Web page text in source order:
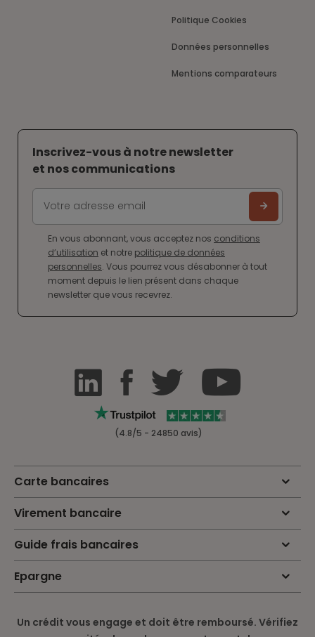
Politique Cookies
Données personnelles
Mentions comparateurs
Inscrivez-vous à notre newsletter
et nos communications
En vous abonnant, vous acceptez nos conditions
d’utilisation et notre politique de données
personnelles. Vous pourrez vous désabonner à tout
moment depuis le lien présent dans chaque
newsletter que vous recevrez.
(4.8/5 - 24850 avis)
Carte bancaires
Virement bancaire
Guide frais bancaires
Epargne
Un crédit vous engage et doit être remboursé. Vérifiez